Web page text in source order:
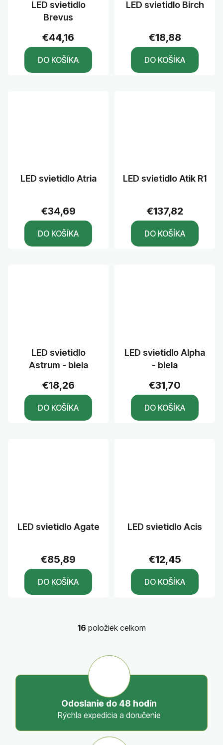
LED svietidlo
Brevus
€44,16
DO KOŠÍKA
LED svietidlo Birch
€18,88
DO KOŠÍKA
LED svietidlo Atria
€34,69
DO KOŠÍKA
LED svietidlo Atik R1
€137,82
DO KOŠÍKA
LED svietidlo
Astrum - biela
€18,26
DO KOŠÍKA
LED svietidlo Alpha
- biela
€31,70
DO KOŠÍKA
LED svietidlo Agate
€85,89
DO KOŠÍKA
LED svietidlo Acis
€12,45
DO KOŠÍKA
O
l
c
i
e
p
16 položiek celkom
Odoslanie do 48 hodín
Rýchla expedícia a doručenie